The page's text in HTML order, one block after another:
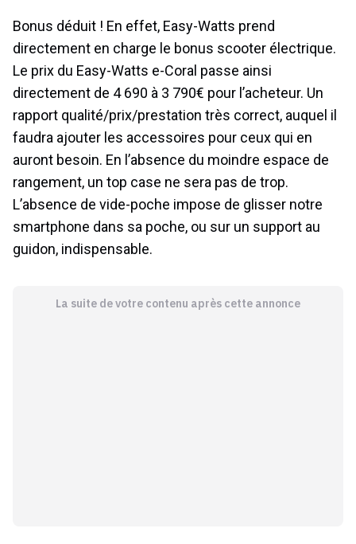
Bonus déduit ! En effet, Easy-Watts prend
directement en charge le bonus scooter électrique.
Le prix du Easy-Watts e-Coral passe ainsi
directement de 4 690 à 3 790€ pour l’acheteur. Un
rapport qualité/prix/prestation très correct, auquel il
faudra ajouter les accessoires pour ceux qui en
auront besoin. En l’absence du moindre espace de
rangement, un top case ne sera pas de trop.
L’absence de vide-poche impose de glisser notre
smartphone dans sa poche, ou sur un support au
guidon, indispensable.
La suite de votre contenu après cette annonce